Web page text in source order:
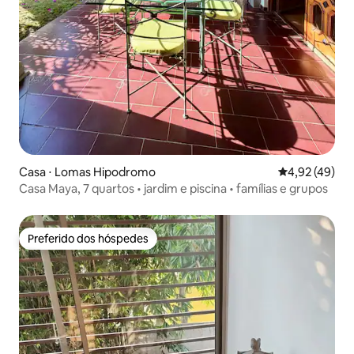
Casa ⋅ Lomas Hipodromo 4,92 de uma
4,92 (49)
Casa Maya, 7 quartos • jardim e piscina • famílias e grupos
Preferido dos hóspedes
Preferido dos hóspedes